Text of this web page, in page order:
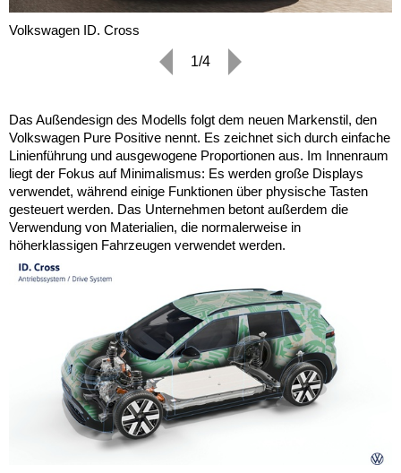
Volkswagen ID. Cross
1/4
Das Außendesign des Modells folgt dem neuen Markenstil, den
Volkswagen Pure Positive nennt. Es zeichnet sich durch einfache
Linienführung und ausgewogene Proportionen aus. Im Innenraum
liegt der Fokus auf Minimalismus: Es werden große Displays
verwendet, während einige Funktionen über physische Tasten
gesteuert werden. Das Unternehmen betont außerdem die
Verwendung von Materialien, die normalerweise in
höherklassigen Fahrzeugen verwendet werden.